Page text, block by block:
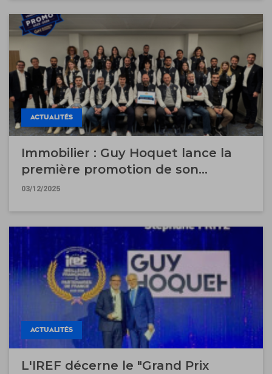
ACTUALITÉS
Immobilier : Guy Hoquet lance la
première promotion de son
Bachelor "Vendeur Expert" au sein
03/12/2025
ACTUALITÉS
L'IREF décerne le "Grand Prix